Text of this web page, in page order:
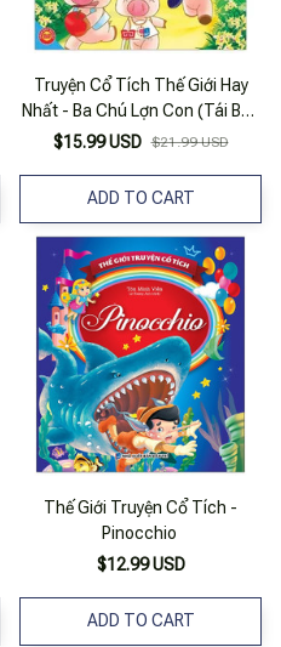
Truyện Cổ Tích Thế Giới Hay
Nhất - Ba Chú Lợn Con (Tái Bản
2018)
$15.99 USD $21.99 USD
ADD TO CART
Thế Giới Truyện Cổ Tích -
Pinocchio
$12.99 USD
ADD TO CART